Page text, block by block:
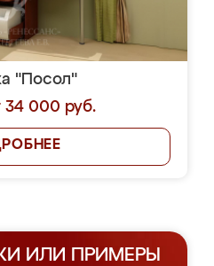
"Посол"
34 000 руб.
ИЛИ ПРИМЕРЫ